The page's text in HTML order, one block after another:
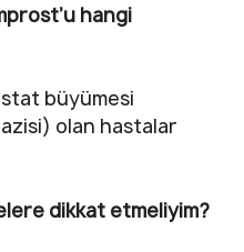
hangi
büyümesi
olan hastalar
dikkat etmeliyim?